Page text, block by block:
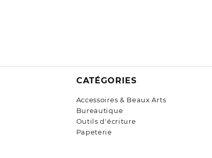
CATÉGORIES
Accessoires & Beaux Arts
Bureautique
Outils d'écriture
Papeterie